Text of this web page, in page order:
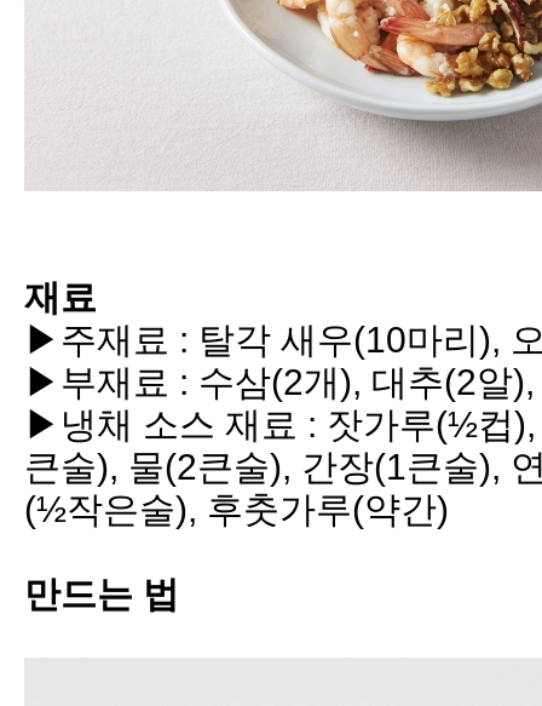
재료
▶주재료 : 탈각 새우(10마리 ),
▶ 부재료 : 수삼(2개), 대추(2알
▶ 냉채 소스 재료 : 잣가루(½컵
큰술), 물(2큰술), 간장(1큰술),
(½작은술), 후춧가루(약간)
만드는 법